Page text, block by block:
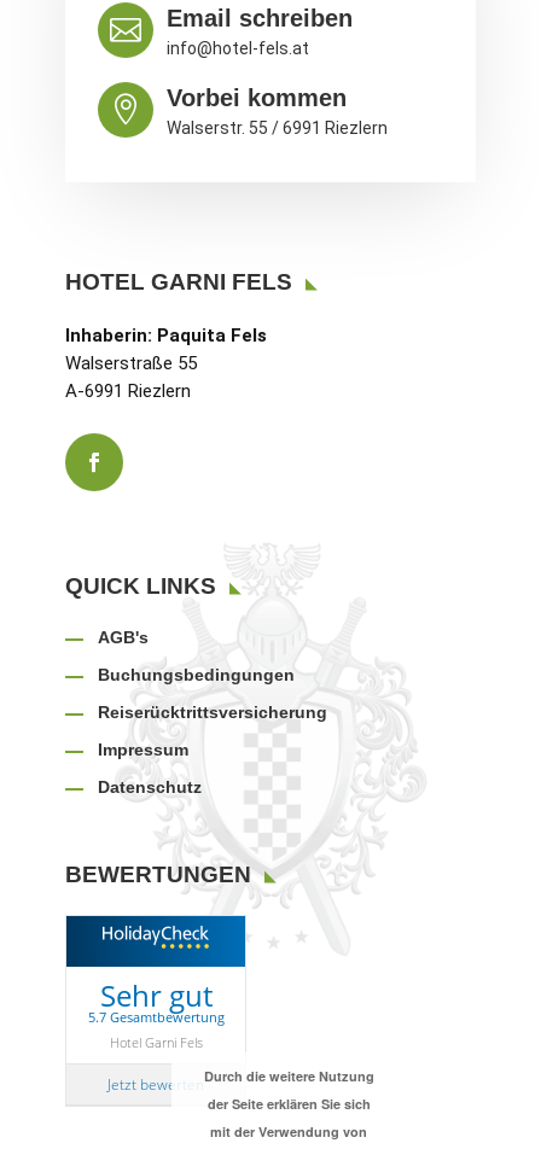
 Email schreiben
info@hotel-fels.at
 Vorbei kommen
Walserstr. 55 / 6991 Riezlern
HOTEL GARNI FELS
Inhaberin: Paquita Fels
Walserstraße 55
A-6991 Riezlern
QUICK LINKS
AGB's
Buchungsbedingungen
Reiserücktrittsversicherung
Impressum
Datenschutz
BEWERTUNGEN
Sehr gut
5.7 Gesamtbewertung
Hotel Garni Fels
Jetzt bewerten Durch die weitere Nutzung
der Seite erklären Sie sich
mit der Verwendung von